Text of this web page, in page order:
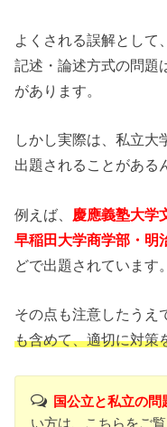
よくされる誤解として
記述・論述方式の問題
があります。
しかし実際は、私立大
出題されることがある
例えば、 慶應義塾大学
早稲田大学商学部・明
どで出題されています。
その点も注意したうえ
も含めて、適切に対策
国公立と私立の問
い方は、こちらをご覧